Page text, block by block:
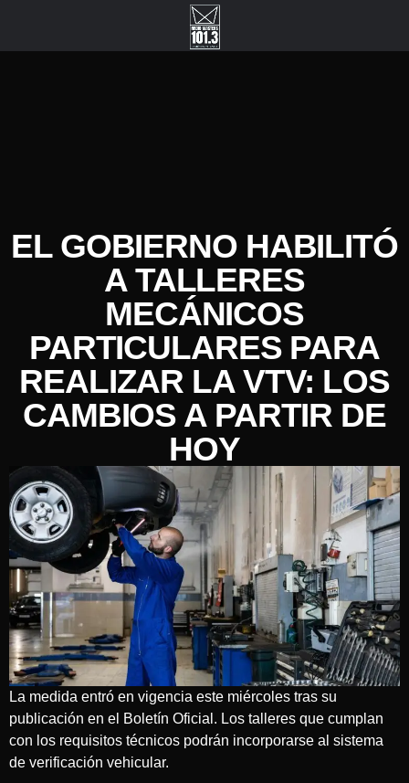
EL GOBIERNO HABILITÓ
A TALLERES
MECÁNICOS
PARTICULARES PARA
REALIZAR LA VTV: LOS
CAMBIOS A PARTIR DE
HOY
La medida entró en vigencia este miércoles tras su
publicación en el Boletín Oficial. Los talleres que cumplan
con los requisitos técnicos podrán incorporarse al sistema
de verificación vehicular.